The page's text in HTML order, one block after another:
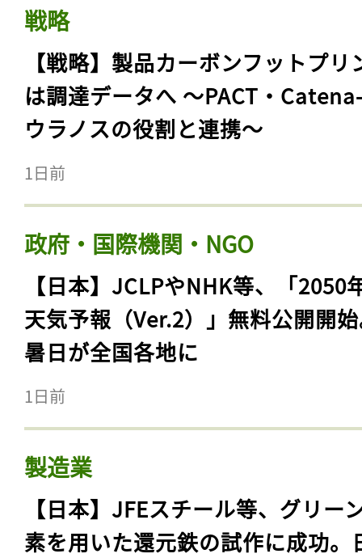
戦略
【戦略】製品カーボンフットプリ
は調達データへ 〜PACT・
ウラノスの役割と連携〜
1日前
政府・国際機関・NGO
【日本】JCLPやNHK等、「2050
天気予報（Ver.2）」無料公開開
暑日が全国各地に
1日前
製造業
【日本】JFEスチール等、グリー
素を用いた還元鉄の試作に成功。